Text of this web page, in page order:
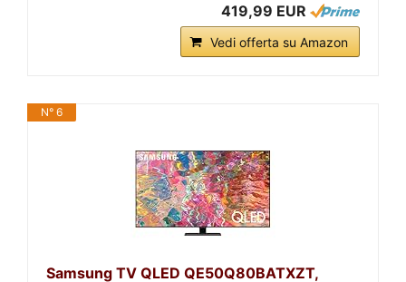
419,99 EUR
Vedi offerta su Amazon
N° 6
Samsung TV QLED QE50Q80BATXZT,